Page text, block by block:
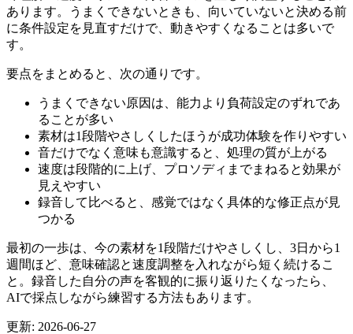
あります。うまくできないときも、向いていないと決める前
に条件設定を見直すだけで、動きやすくなることは多いで
す。
要点をまとめると、次の通りです。
うまくできない原因は、能力より負荷設定のずれであ
ることが多い
素材は1段階やさしくしたほうが成功体験を作りやすい
音だけでなく意味も意識すると、処理の質が上がる
速度は段階的に上げ、プロソディまでまねると効果が
見えやすい
録音して比べると、感覚ではなく具体的な修正点が見
つかる
最初の一歩は、今の素材を1段階だけやさしくし、3日から1
週間ほど、意味確認と速度調整を入れながら短く続けるこ
と。録音した自分の声を客観的に振り返りたくなったら、
AIで採点しながら練習する方法もあります。
更新: 2026-06-27